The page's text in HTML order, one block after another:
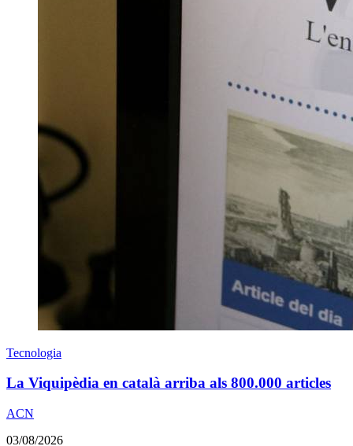
Tecnologia
La Viquipèdia en català arriba als 800.000 articles
ACN
03/08/2026